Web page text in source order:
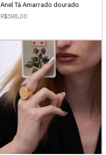
Anel Tá Amarrado dourado
R$398,00